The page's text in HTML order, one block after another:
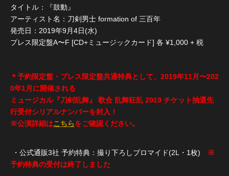
タイトル：『鼓動』
アーティスト名：刀剣男士 formation of 三百年
発売日：2019年9月4日(水)
プレス限定盤A〜F [CD+ミュージックカード] 各 ¥1,000 + 税
＊予約限定盤・プレス限定盤共通特典として、2019年11月〜202
0年1月に開催される
ミュージカル『刀剣乱舞』 歌合 乱舞狂乱 2019 チケット抽選先
行受付シリアルナンバーを封入！
※公演詳細はこちらをご確認ください。
・公式通販3社 予約特典：撮り下ろしブロマイド(2L・1枚)
※
予約特典の受付は終了しました